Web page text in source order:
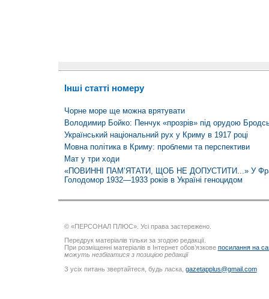
Інші статті номеру
Чорне море ще можна врятувати
Володимир Бойко: Пенчук «прозрів» під орудою
Український національний рух у Криму в 1917 році
Мовна політика в Криму: проблеми та перспективи
Мат у три ходи
«ПОВИННІ ПАМ’ЯТАТИ, ЩОБ НЕ ДОПУСТИТИ...» У
Голодомор 1932—1933 років в Україні геноцидом
© «ПЕРСОНАЛ ПЛЮС». Усі права застережено.
Передрук матеріалів тільки за згодою редакції.
При розміщенні матеріалів в Інтернет обов’язкове посилання на
можуть незбігатися з позицією редакції
З усіх питань звертайтеся, будь ласка, gazetapplus@gmail.com